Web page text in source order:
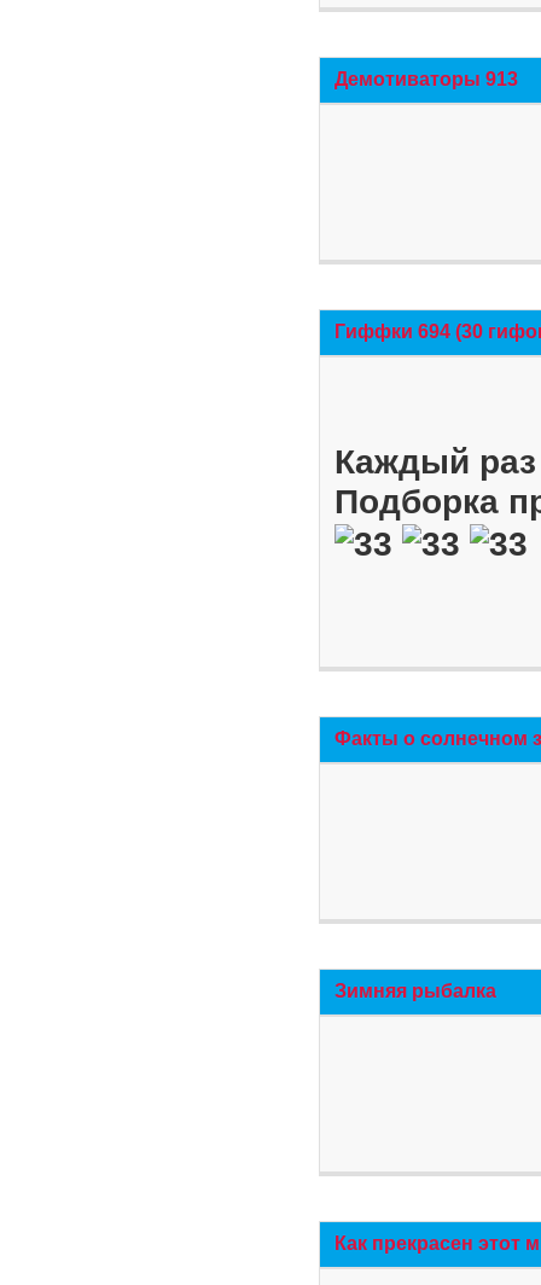
Демотиваторы 913
Гиффки 694 (30
Каждый
Подборка
Факты о солнечном
Зимняя рыбалка
Как прекрасен этот